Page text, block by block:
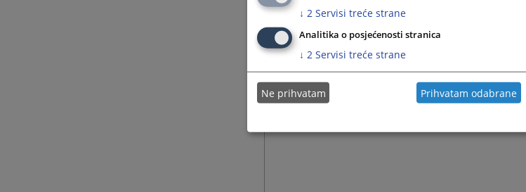
↓ 2 Servisi treće strane
Analitika o posjećenosti stranica
↓ 2 Servisi treće strane
Ne prihvatam Prihvatam odabrane